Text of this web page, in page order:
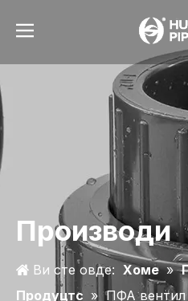
Производи
Ви сте овде: Хоме »
Продуцтс » ПФА вентил